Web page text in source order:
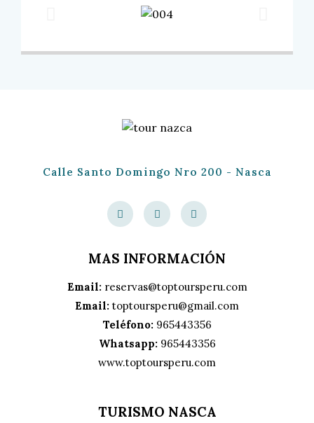
Calle Santo Domingo Nro 200 - Nasca
MAS INFORMACIÓN
Email:reservas@toptoursperu.com
Email: toptoursperu@gmail.com
Teléfono:965443356
Whatsapp:965443356
www.toptoursperu.com
TURISMO NASCA